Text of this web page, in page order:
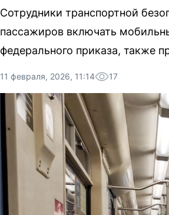
Сотрудники транспортной
пассажиров включать
федерального приказа, также
11 февраля, 2026, 11:14 17